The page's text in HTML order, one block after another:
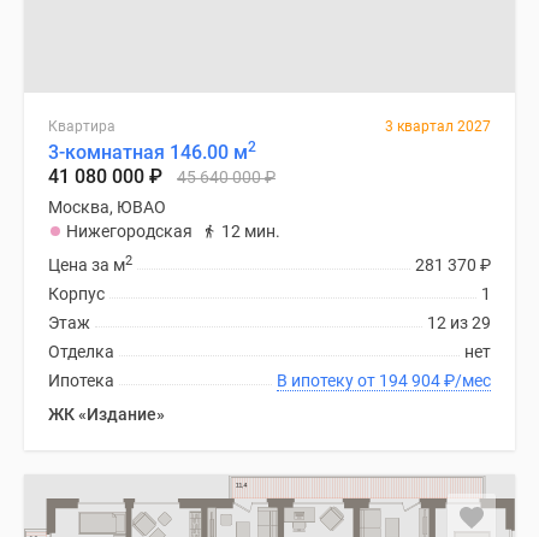
Квартира 3 квартал 2027
3-комнатная 146.00 м2
41 080 000 ₽ 45 640 000₽
Москва, ЮВАО
Нижегородская
12 мин.
281 370 ₽
Цена за м2
1
Корпус
12 из 29
Этаж
нет
Отделка
В ипотеку от 194 904₽/мес
Ипотека
ЖК «Издание»